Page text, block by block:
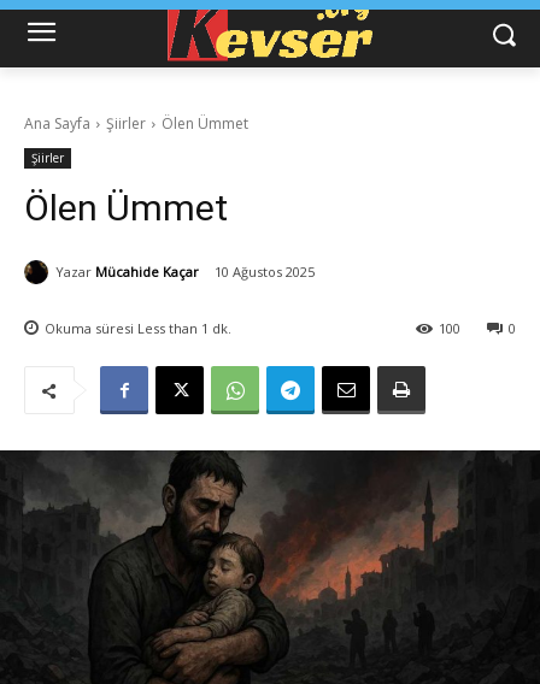
Ana Sayfa Şiirler Ölen Ümmet
Şiirler
Ölen Ümmet
Yazar Mücahide Kaçar 10 Ağustos 2025
Okuma süresi Less than 1 dk. 0
100